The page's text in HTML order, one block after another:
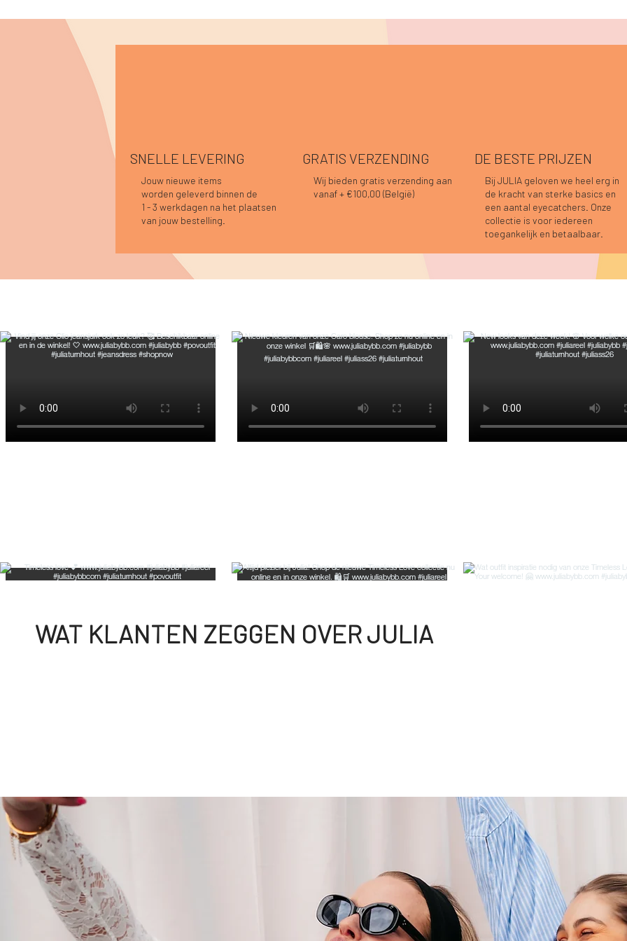
Snel overzicht
Hannah top prune
€ 39,95
Snel overzicht
Hannah top choco
Snel overzicht
Caro blouse beige
Prijs
€ 44,95
Snel overzicht
Caro blouse donkerblauw
€ 44,95
Snel overzicht
Caro blouse choco
Snel overzicht
Pauline top bordeaux
Prijs
€ 59,95
Snel overzicht
Sofie top bordeaux-donkerblauw
Niet op voorraad
Snel overzicht
Caro blouse prune
Snel overzicht
Caro blouse bordeaux
Niet op voorraad
SNELLE LEVERING
Jouw nieuwe items
worden geleverd binnen de
1 - 3 werkdagen na het plaatsen
van jouw bestelling.
GRATIS VERZENDING
Wij bieden gratis verzending aan
vanaf + €100,00 (België)
DE BESTE PRIJZEN
Bij JULIA geloven we heel erg in
de kracht van sterke basics en
een aantal eyecatchers. Onze
collectie is voor iedereen
toegankelijk en betaalbaar.
WAT KLANTEN ZEGGEN OVER JULIA